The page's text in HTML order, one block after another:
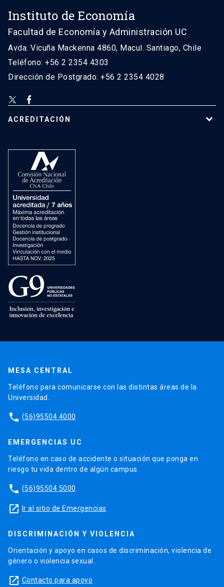
Instituto de Economía
Facultad de Economía y Administración UC
Avda. Vicuña Mackenna 4860, Macul. Santiago, Chile
Teléfono: +56 2 2354 4303
Dirección de Postgrado: +56 2 2354 4028
ACREDITACIÓN
MESA CENTRAL
Teléfono para comunicarse con las distintas áreas de la
Universidad.
phone (56)95504 4000
EMERGENCIAS UC
Teléfono en caso de accidente o situación que ponga en
riesgo tu vida dentro de algún campus.
phone (56)95504 5000
launch Ir al sitio de Emergencias
DISCRIMINACIÓN Y VIOLENCIA
Orientación y apoyo en casos de discriminación, violencia de
género o violencia sexual.
launch Contacto para apoyo